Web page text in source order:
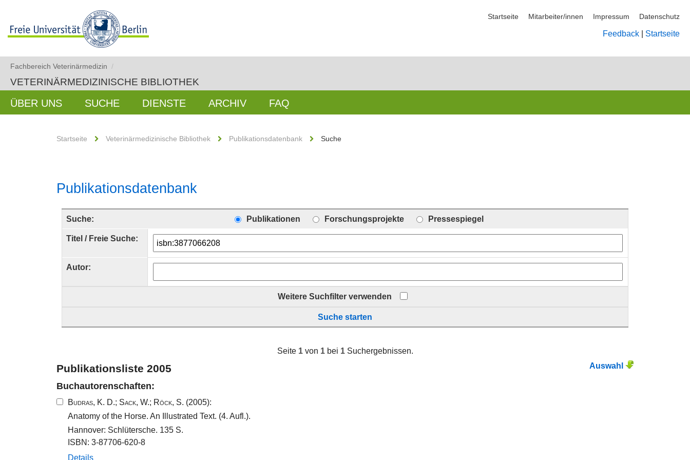
Startseite Mitarbeiter/innen Impressum Datenschutz
Feedback Startseite
Fachbereich Veterinärmedizin /
VETERINÄRMEDIZINISCHE BIBLIOTHEK
ÜBER UNS SUCHE DIENSTE ARCHIV FAQ
Startseite Veterinärmedizinische Bibliothek Publikationsdatenbank Suche
Publikationsdatenbank
Suche: Publikationen Forschungsprojekte Pressespiegel
Titel / Freie Suche:
Autor:
Weitere Suchfilter verwenden
Suche starten
Seite 1von 1bei 1Suchergebnissen.
Auswahl
Publikationsliste 2005
Buchautorenschaften:
Budras, K. D.; Sack, W.; Röck, S. (2005):
Anatomy of the Horse. An Illustrated Text. (4. Aufl.).
Hannover: Schlütersche. 135 S.
ISBN: 3-87706-620-8
Details